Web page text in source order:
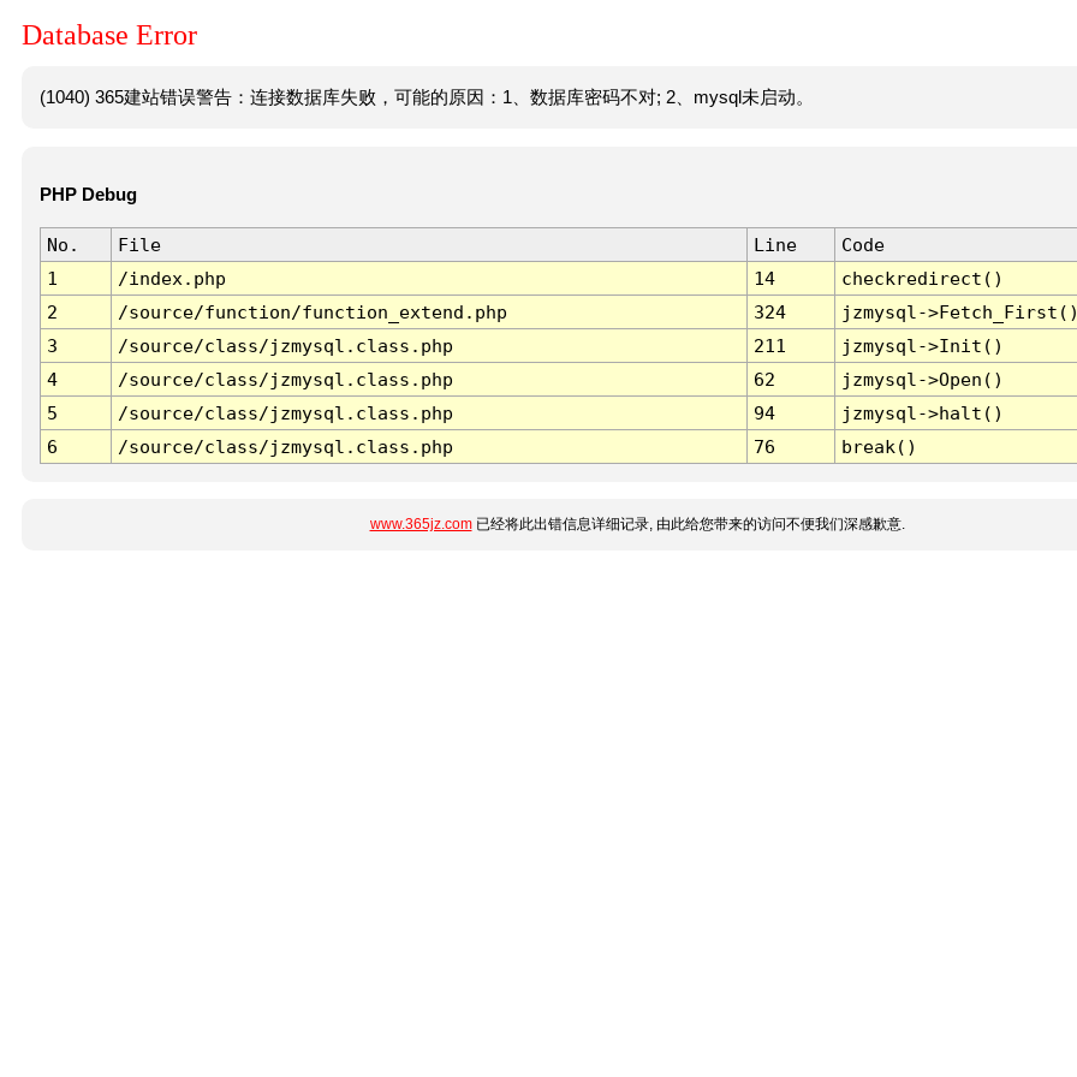
Database Error
(1040) 365建站错误警告：连接数据库失败，可能的原因：1、数据库密码不对; 2、mysql未启动。
PHP Debug
No. File Line
Code
1
/index.php 14
checkredirect()
2
/source/function/function_extend.php 324
jzmysql-
3
/source/class/jzmysql.class.php 211
jzmysql->Init()
4
/source/class/jzmysql.class.php 62
jzmysql->Open()
5
/source/class/jzmysql.class.php 94
jzmysql->halt()
6
/source/class/jzmysql.class.php 76 break()
www.365jz.com已经将此出错信息详细记录, 由此给您带来的访问不便我们深感歉意.